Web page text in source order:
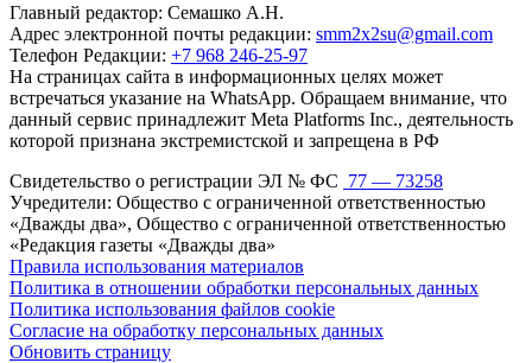
Главный редактор: Семашко А.Н.
Адрес электронной почты редакции: smm2x2su@gmail.com
Телефон Редакции: +7 968 246-25-97
На страницах сайта в информационных целях может
встречаться указание на WhatsApp. Обращаем внимание, что
данный сервис принадлежит Meta Platforms Inc., деятельность
которой признана экстремистской и запрещена в РФ
Свидетельство о регистрации ЭЛ № ФС 77 — 73258
Учредители: Общество с ограниченной ответственностью
«Дважды два», Общество с ограниченной ответственностью
«Редакция газеты «Дважды два»
Правила использования материалов
Политика в отношении обработки персональных данных
Политика использования файлов cookie
Согласие на обработку персональных данных
Обновить страницу